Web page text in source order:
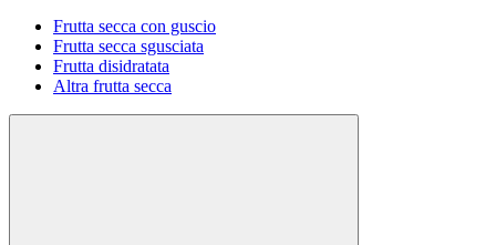
Frutta secca con guscio
Frutta secca sgusciata
Frutta disidratata
Altra frutta secca